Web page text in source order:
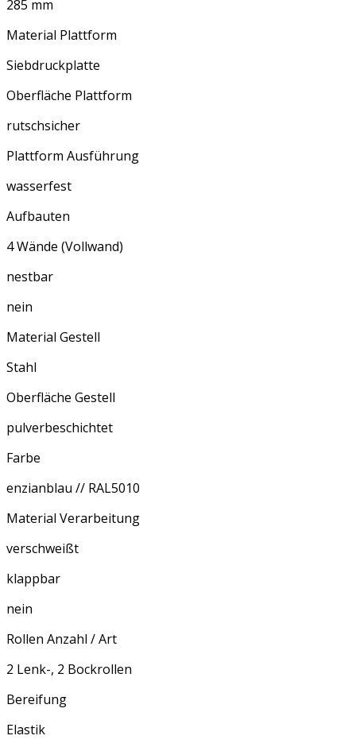
285 mm
Material Plattform
Siebdruckplatte
Oberfläche Plattform
rutschsicher
Plattform Ausführung
wasserfest
Aufbauten
4 Wände (Vollwand)
nestbar
nein
Material Gestell
Stahl
Oberfläche Gestell
pulverbeschichtet
Farbe
enzianblau // RAL5010
Material Verarbeitung
verschweißt
klappbar
nein
Rollen Anzahl / Art
2 Lenk-, 2 Bockrollen
Bereifung
Elastik